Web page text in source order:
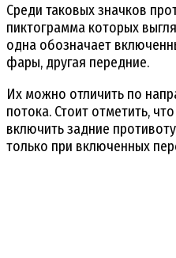
Среди таковых значков
пиктограмма которых
одна обозначает
фары, другая передние.
Их можно отличить по
потока. Стоит отметить,
включить задние
только при включенных